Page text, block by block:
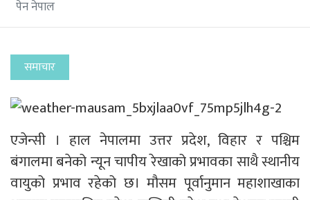
पेन नेपाल
समाचार
एजेन्सी । हाल नेपालमा उत्तर प्रदेश, विहार र पश्चिम
बंगालमा बनेको न्यून चापीय रेखाको प्रभावका साथै स्थानीय
वायुको प्रभाव रहेको छ। मौसम पूर्वानुमान महाशाखाका